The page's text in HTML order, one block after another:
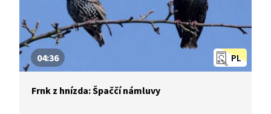
PL
04:36
Frnk z hnízda: Špaččí námluvy